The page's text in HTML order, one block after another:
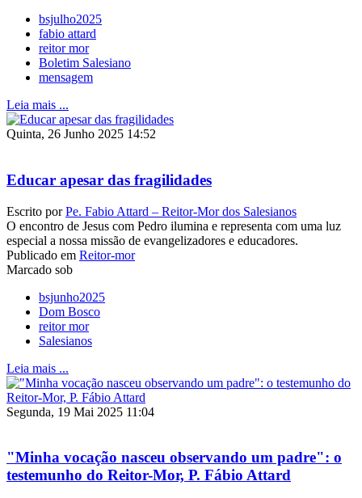
bsjulho2025
fabio attard
reitor mor
Boletim Salesiano
mensagem
Leia mais ...
Quinta, 26 Junho 2025 14:52
Educar apesar das fragilidades
Escrito porPe. Fabio Attard – Reitor-Mor dos Salesianos
O encontro de Jesus com Pedro ilumina e representa com uma luz
especial a nossa missão de evangelizadores e educadores.
Publicado em Reitor-mor
Marcado sob
bsjunho2025
Dom Bosco
reitor mor
Salesianos
Leia mais ...
Segunda, 19 Mai 2025 11:04
"Minha vocação nasceu observando um padre": o
testemunho do Reitor-Mor, P. Fábio Attard